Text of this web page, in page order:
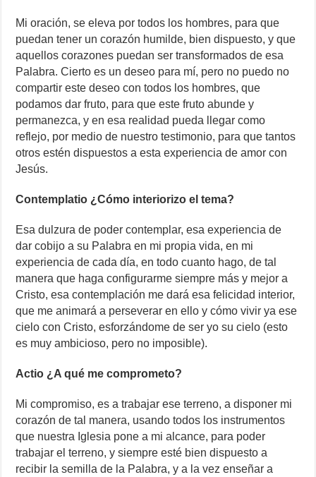
Mi oración, se eleva por todos los hombres, para que
puedan tener un corazón humilde, bien dispuesto, y que
aquellos corazones puedan ser transformados de esa
Palabra. Cierto es un deseo para mí, pero no puedo no
compartir este deseo con todos los hombres, que
podamos dar fruto, para que este fruto abunde y
permanezca, y en esa realidad pueda llegar como
reflejo, por medio de nuestro testimonio, para que tantos
otros estén dispuestos a esta experiencia de amor con
Jesús.
Contemplatio ¿Cómo interiorizo el tema?
Esa dulzura de poder contemplar, esa experiencia de
dar cobijo a su Palabra en mi propia vida, en mi
experiencia de cada día, en todo cuanto hago, de tal
manera que haga configurarme siempre más y mejor a
Cristo, esa contemplación me dará esa felicidad interior,
que me animará a perseverar en ello y cómo vivir ya ese
cielo con Cristo, esforzándome de ser yo su cielo (esto
es muy ambicioso, pero no imposible).
Actio ¿A qué me comprometo?
Mi compromiso, es a trabajar ese terreno, a disponer mi
corazón de tal manera, usando todos los instrumentos
que nuestra Iglesia pone a mi alcance, para poder
trabajar el terreno, y siempre esté bien dispuesto a
recibir la semilla de la Palabra, y a la vez enseñar a